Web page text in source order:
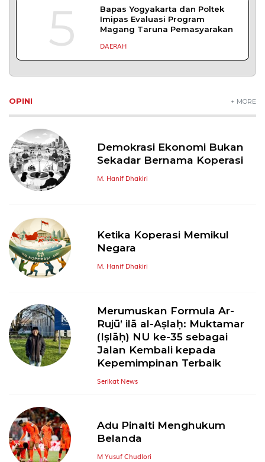
5
Bapas Yogyakarta dan Poltek
Imipas Evaluasi Program
Magang Taruna Pemasyarakan
DAERAH
OPINI + MORE
Demokrasi Ekonomi Bukan
Sekadar Bernama Koperasi
M. Hanif Dhakiri
Ketika Koperasi Memikul
Negara
M. Hanif Dhakiri
Merumuskan Formula Ar-
Rujū’ ilā al-Aṣlaḥ: Muktamar
(Iṣlāḥ) NU ke-35 sebagai
Jalan Kembali kepada
Kepemimpinan Terbaik
Serikat News
Adu Pinalti Menghukum
Belanda
M Yusuf Chudlori